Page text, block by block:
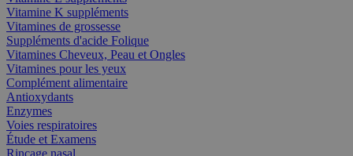
Vitamine K suppléments
Vitamines de grossesse
Suppléments d'acide Folique
Vitamines Cheveux, Peau et Ongles
Vitamines pour les yeux
Complément alimentaire
Antioxydants
Enzymes
Voies respiratoires
Étude et Examens